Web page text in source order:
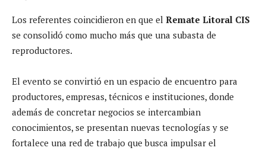
Los referentes coincidieron en que el Remate Litoral CIS
se consolidó como mucho más que una subasta de
reproductores.
El evento se convirtió en un espacio de encuentro para
productores, empresas, técnicos e instituciones, donde
además de concretar negocios se intercambian
conocimientos, se presentan nuevas tecnologías y se
fortalece una red de trabajo que busca impulsar el